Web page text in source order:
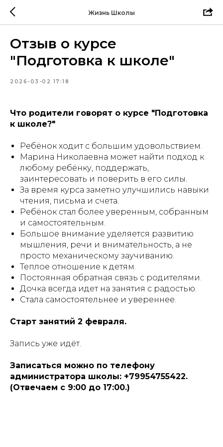
Жизнь Школы
Отзыв о курсе
"Подготовка к школе"
2026-03-02 17:18
Что родители говорят о курсе "Подготовка
к школе?"
Ребёнок ходит с большим удовольствием.
Марина Николаевна может найти подход к
любому ребёнку, поддержать,
заинтересовать и поверить в его силы.
За время курса заметно улучшились навыки
чтения, письма и счета.
Ребёнок стал более уверенным, собранным
и самостоятельным.
Большое внимание уделяется развитию
мышления, речи и внимательность, а не
просто механическому заучиванию.
Теплое отношение к детям.
Постоянная обратная связь с родителями.
Дочка всегда идет на занятия с радостью.
Стала самостоятельнее и увереннее.
Старт занятий 2 февраля.
Запись уже идёт.
Записаться можно по телефону
администратора школы: +79954755422.
(Отвечаем с 9:00 до 17:00.)